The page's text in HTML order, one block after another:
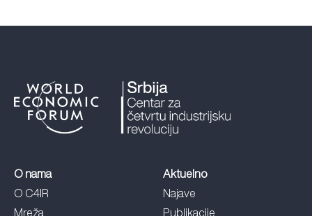
O nama
O C4IR
Mreža
Aktuelno
Najave
Publikacije